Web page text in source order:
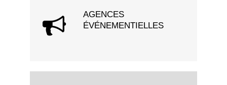
AGENCES
ÉVÉNEMENTIELLES